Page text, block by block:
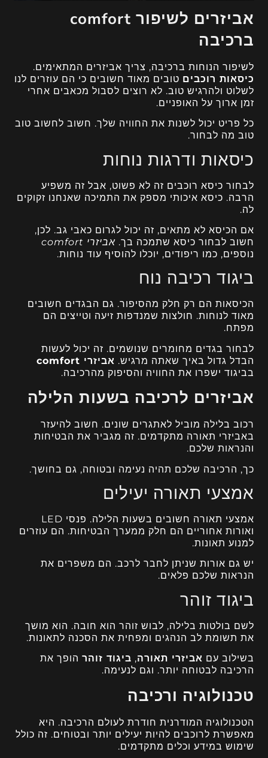
אביזרים לשיפור comfort
ברכיבה
לשיפור הנוחות ברכיבה, צריך אביזרים המתאימים.
כיסאות רוכבים טובים מאוד חשובים כי הם עוזרים לנו
לשלוט ולהרגיש טוב. לא רוצים לסבול מכאבים אחרי
זמן ארוך על האופניים.
כל פריט יכול לשנות את החוויה שלך. חשוב לחשוב טוב
טוב מה לבחור.
כיסאות ודרגות נוחות
לבחור כיסא רוכבים זה לא פשוט, אבל זה משפיע
הרבה. כיסא איכותי מספק את התמיכה שאנחנו זקוקים
לה.
אם הכיסא לא מתאים, זה יכול לגרום כאבי גב. לכן,
חשוב לבחור כיסא שתמכה בך.אביזרי comfort
נוספים, כמו ריפודים, יוכלו להוסיף עוד נוחות.
ביגוד רכיבה נוח
הכיסאות הם רק חלק מהסיפור. גם הבגדים חשובים
מאוד לנוחות. חולצות שמנדפות זיעה וטייצים הם
מפתח.
לבחור בגדים מחומרים שנושמים. זה יכול לעשות
הבדל גדול באיך שאתה מרגיש. אביזרי comfort
בביגוד ישפרו את החוויה והסיפוק מהרכיבה.
אביזרים לרכיבה בשעות הלילה
רכוב בלילה מוביל לאתגרים שונים. חשוב להיעזר
באביזרי תאורה מתקדמים. זה מגביר את הבטיחות
והנראות שלכם.
כך, הרכיבה שלכם תהיה נעימה ובטוחה, גם בחושך.
אמצעי תאורה יעילים
אמצעי תאורה חשובים בשעות הלילה. פנסי LED
ואורות אחוריים הם חלק ממערך הבטיחות. הם עוזרים
למנוע תאונות.
יש גם אורות שניתן לחבר לרכב. הם משפרים את
הנראות שלכם פלאים.
ביגוד זוהר
לשם בולטות בלילה, לבוש זוהר הוא חובה. הוא מושך
את תשומת לב הנהגים ומפחית את הסכנה לתאונות.
בשילוב עם אביזרי תאורה, ביגוד זוהר הופך את
הרכיבה לבטוחה יותר. וגם לנעימה.
טכנולוגיה ורכיבה
הטכנולוגיה המודרנית חודרת לעולם הרכיבה. היא
מאפשרת לרוכבים להיות יעילים יותר ובטוחים. זה כולל
שימוש במידע וכלים מתקדמים.